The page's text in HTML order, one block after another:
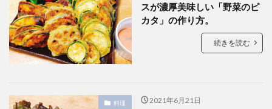
スが濃厚美味しい「野菜のピ
カタ」の作り方。
続きを読む
料理 2021年6月21日